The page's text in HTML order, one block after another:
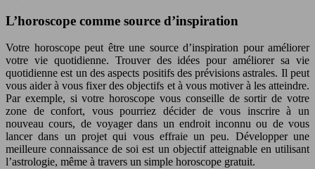
L’horoscope comme source d’inspiration
Votre horoscope peut être une source d’inspiration pour améliorer
votre vie quotidienne. Trouver des idées pour améliorer sa vie
quotidienne est un des aspects positifs des prévisions astrales. Il peut
vous aider à vous fixer des objectifs et à vous motiver à les atteindre.
Par exemple, si votre horoscope vous conseille de sortir de votre
zone de confort, vous pourriez décider de vous inscrire à un
nouveau cours, de voyager dans un endroit inconnu ou de vous
lancer dans un projet qui vous effraie un peu. Développer une
meilleure connaissance de soi est un objectif atteignable en utilisant
l’astrologie, même à travers un simple horoscope gratuit.